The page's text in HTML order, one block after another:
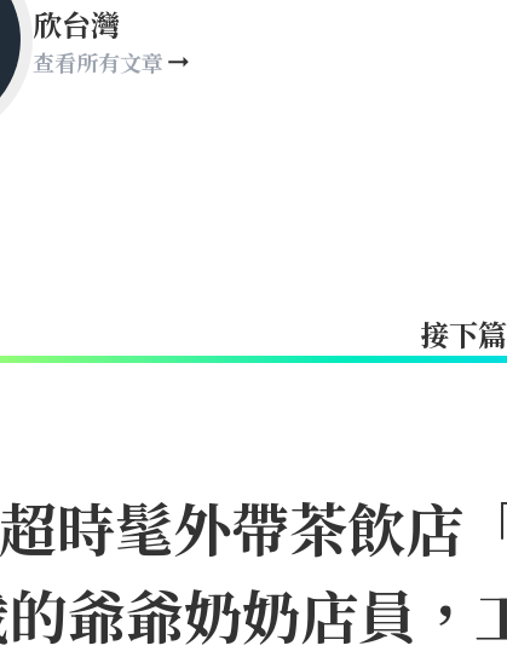
欣台灣
查看所有文章
接下
時髦外帶茶飲
爺爺奶奶店員，